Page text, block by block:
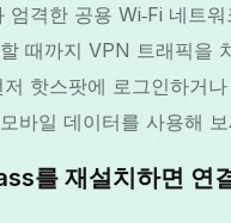
엄격한 공용 Wi‑Fi 네트
때까지 VPN 트래픽을
핫스팟에 로그인하거
바일 데이터를 사용해
를 재설치하면 연